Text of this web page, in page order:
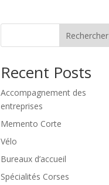
Rechercher
Recent Posts
Accompagnement des
entreprises
Memento Corte
Vélo
Bureaux d’accueil
Spécialités Corses